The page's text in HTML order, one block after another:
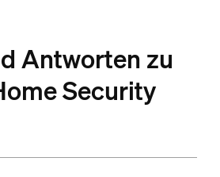
Antworten zu
Security